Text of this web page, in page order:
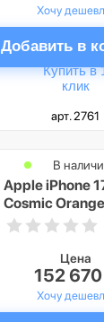
Хочу
Добавить в
Купить в
клик
арт. 2761
Apple iPhone
Cosmic
В
Цена
152
Хочу